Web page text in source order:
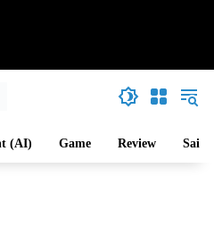
(AI) Game Review Sains